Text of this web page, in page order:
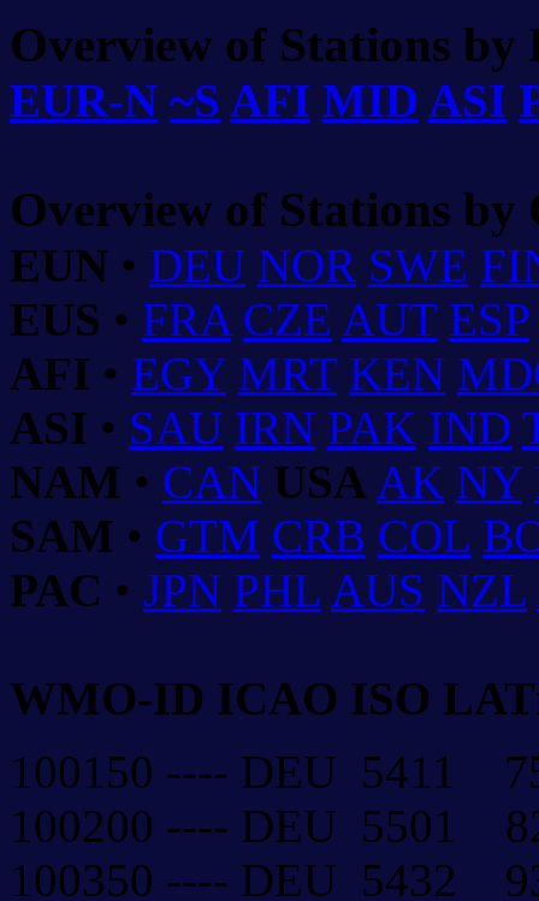
Overview of Stations by
EUR-N ~S AFI MID ASI
Overview of Stations by
EUN • DEU NOR SWE
EUS • FRA CZE AUT ESP
AFI • EGY MRT KEN
ASI • SAU IRN PAK IND
NAM • CAN USA AK NY
SAM • GTM CRB COL
PAC • JPN PHL AUS NZL
WMO-ID ICAO ISO
100150 ---- DEU 5411
100200 ---- DEU 5501
100350 ---- DEU 5432